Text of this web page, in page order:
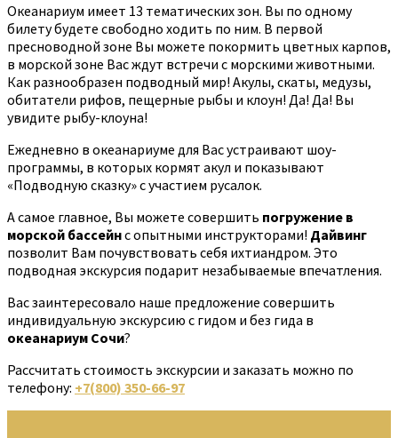
Океанариум имеет 13 тематических зон. Вы по одному
билету будете свободно ходить по ним. В первой
пресноводной зоне Вы можете покормить цветных карпов,
в морской зоне Вас ждут встречи с морскими животными.
Как разнообразен подводный мир! Акулы, скаты, медузы,
обитатели рифов, пещерные рыбы и клоун! Да! Да! Вы
увидите рыбу-клоуна!
Ежедневно в океанариуме для Вас устраивают шоу-
программы, в которых кормят акул и показывают
«Подводную сказку» с участием русалок.
А самое главное, Вы можете совершить погружение в
морской бассейнс опытными инструкторами! Дайвинг
позволит Вам почувствовать себя ихтиандром. Это
подводная экскурсия подарит незабываемые впечатления.
Вас заинтересовало наше предложение совершить
индивидуальную экскурсию с гидом и без гида в
океанариум Сочи?
Рассчитать стоимость экскурсии и заказать можно по
телефону: +7(800) 350-66-97